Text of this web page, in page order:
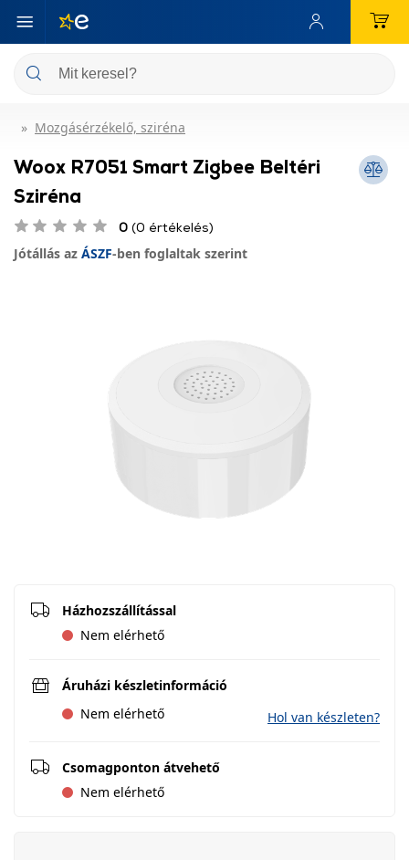
Mozgásérzékelő, sziréna
Woox R7051 Smart Zigbee Beltéri
Sziréna
0 (0 értékelés)
Jótállás az ÁSZF-ben foglaltak szerint
Házhozszállítással
Nem elérhető
Áruházi készletinformáció
Nem elérhető
Hol van készleten?
Csomagponton átvehető
Nem elérhető